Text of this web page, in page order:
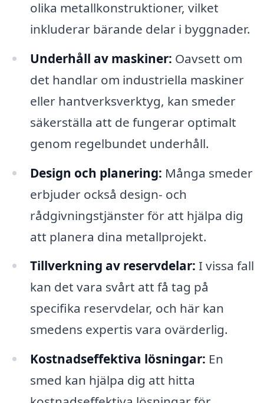
olika metallkonstruktioner, vilket
inkluderar bärande delar i byggnader.
Underhåll av maskiner: Oavsett om
det handlar om industriella maskiner
eller hantverksverktyg, kan smeder
säkerställa att de fungerar optimalt
genom regelbundet underhåll.
Design och planering: Många smeder
erbjuder också design- och
rådgivningstjänster för att hjälpa dig
att planera dina metallprojekt.
Tillverkning av reservdelar: I vissa fall
kan det vara svårt att få tag på
specifika reservdelar, och här kan
smedens expertis vara ovärderlig.
Kostnadseffektiva lösningar: En
smed kan hjälpa dig att hitta